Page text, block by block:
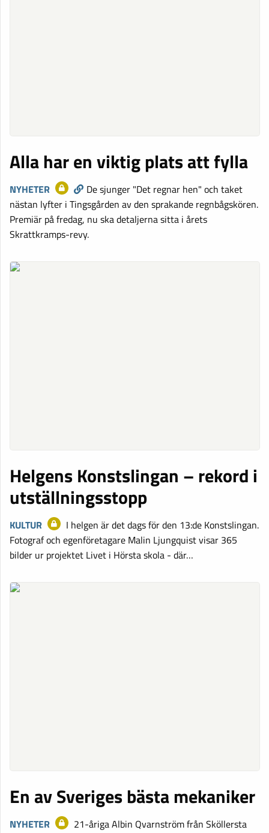
Alla har en viktig plats att fylla
NYHETER
De sjunger "Det regnar hen" och taket
nästan lyfter i Tingsgården av den sprakande regnbågskören.
Premiär på fredag, nu ska detaljerna sitta i årets
Skrattkramps-revy.
Helgens Konstslingan – rekord i
utställningsstopp
KULTUR
I helgen är det dags för den 13:de Konstslingan.
Fotograf och egenföretagare Malin Ljungquist visar 365
bilder ur projektet Livet i Hörsta skola - där…
En av Sveriges bästa mekaniker
NYHETER
21-åriga Albin Qvarnström från Sköllersta